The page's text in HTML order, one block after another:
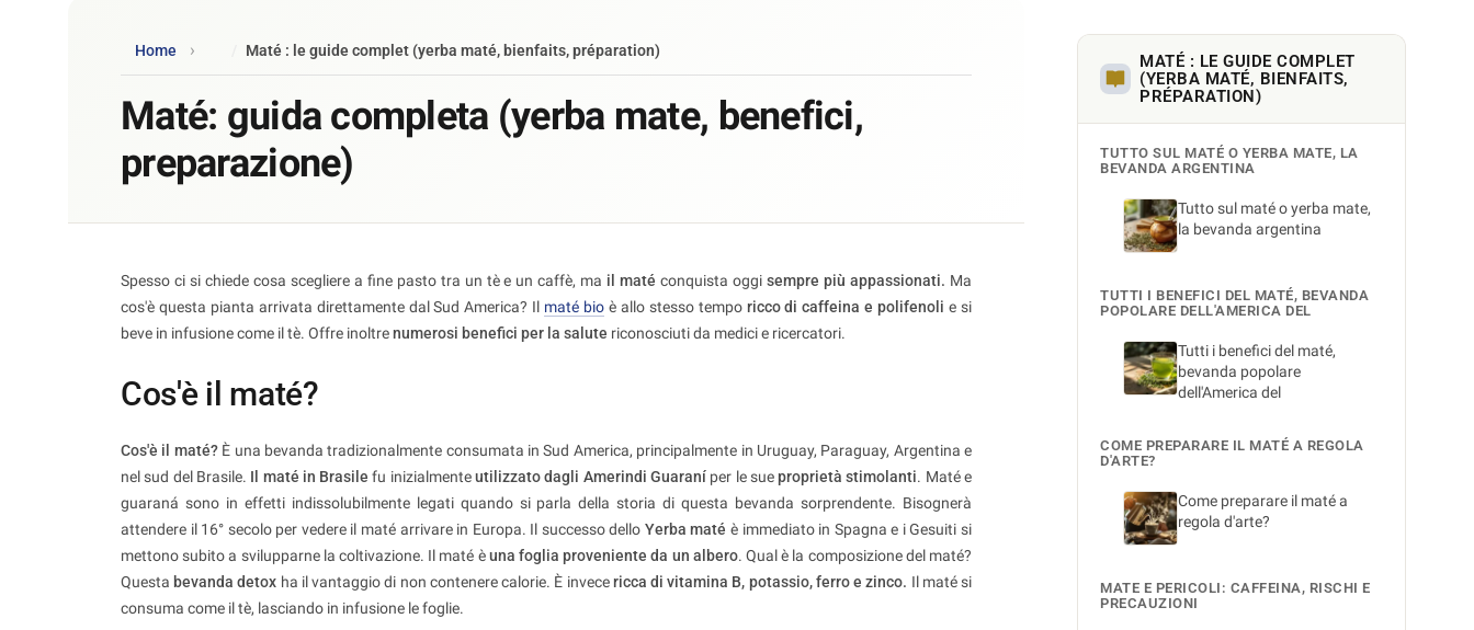
Home Maté : le guide complet (yerba maté, bienfaits, préparation)
Maté: guida completa (yerba mate, benefici,
preparazione)
Spesso ci si chiede cosa scegliere a fine pasto tra un tè e un caffè, ma il maté conquista oggisempre più appassionati. Ma
cos'è questa pianta arrivata direttamente dal Sud America? Il maté bio è allo stesso tempo ricco di caffeina e polifenoli e si
beve in infusione come il tè. Offre inoltrenumerosi benefici per la salute riconosciuti da medici e ricercatori.
Cos'è il maté?
Cos'è il maté?È una bevanda tradizionalmente consumata in Sud America, principalmente in Uruguay, Paraguay, Argentina e
nel sud del Brasile. Il maté in Brasile fu inizialmenteutilizzato dagli Amerindi Guaraní per le sueproprietà stimolanti. Maté e
guaraná sono in effetti indissolubilmente legati quando si parla della storia di questa bevanda sorprendente. Bisognerà
attendere il 16° secolo per vedere il maté arrivare in Europa. Il successo dello Yerba maté è immediato in Spagna e i Gesuiti si
mettono subito a svilupparne la coltivazione. Il maté èuna foglia proveniente da un albero. Qual è la composizione del maté?
Questa bevanda detox ha il vantaggio di non contenere calorie. È invecericca di vitamina B, potassio, ferro e zinco. Il maté si
consuma come il tè, lasciando in infusione le foglie.
MATÉ : LE GUIDE COMPLET
(YERBA MATÉ, BIENFAITS,
PRÉPARATION)
TUTTO SUL MATÉ O YERBA MATE, LA
BEVANDA ARGENTINA
Tutto sul maté o yerba mate,
la bevanda argentina
TUTTI I BENEFICI DEL MATÉ, BEVANDA
POPOLARE DELL'AMERICA DEL
Tutti i benefici del maté,
bevanda popolare
dell'America del
COME PREPARARE IL MATÉ A REGOLA
D'ARTE?
Come preparare il maté a
regola d'arte?
MATE E PERICOLI: CAFFEINA, RISCHI E
PRECAUZIONI